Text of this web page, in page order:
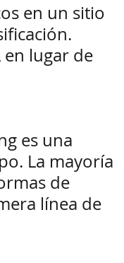
en un sitio
en lugar de
es una
La mayoría
de
línea de